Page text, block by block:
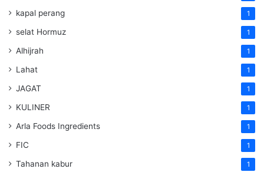
kapal perang 1
selat Hormuz 1
Alhijrah 1
Lahat 1
JAGAT 1
KULINER 1
Arla Foods Ingredients 1
FIC 1
Tahanan kabur 1